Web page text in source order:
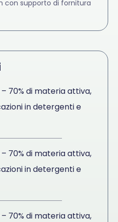
con supporto di fornitura
70% di materia attiva,
in detergenti e
70% di materia attiva,
in detergenti e
70% di materia attiva,